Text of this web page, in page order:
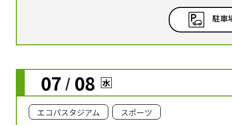
駐車
07 / 08 水
エコパスタジアム スポーツ